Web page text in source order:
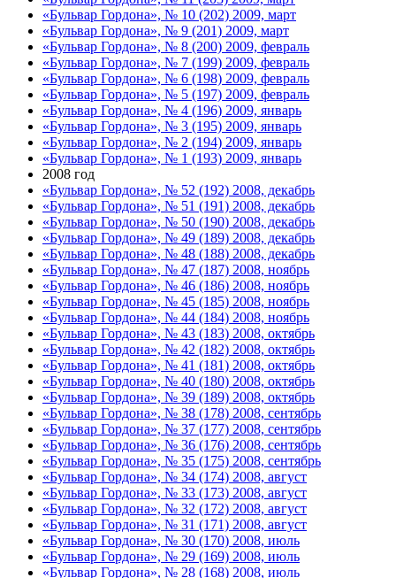
«Бульвар Гордона», № 10 (202) 2009, март
«Бульвар Гордона», № 9 (201) 2009, март
«Бульвар Гордона», № 8 (200) 2009, февраль
«Бульвар Гордона», № 7 (199) 2009, февраль
«Бульвар Гордона», № 6 (198) 2009, февраль
«Бульвар Гордона», № 5 (197) 2009, февраль
«Бульвар Гордона», № 4 (196) 2009, январь
«Бульвар Гордона», № 3 (195) 2009, январь
«Бульвар Гордона», № 2 (194) 2009, январь
«Бульвар Гордона», № 1 (193) 2009, январь
2008 год
«Бульвар Гордона», № 52 (192) 2008, декабрь
«Бульвар Гордона», № 51 (191) 2008, декабрь
«Бульвар Гордона», № 50 (190) 2008, декабрь
«Бульвар Гордона», № 49 (189) 2008, декабрь
«Бульвар Гордона», № 48 (188) 2008, декабрь
«Бульвар Гордона», № 47 (187) 2008, ноябрь
«Бульвар Гордона», № 46 (186) 2008, ноябрь
«Бульвар Гордона», № 45 (185) 2008, ноябрь
«Бульвар Гордона», № 44 (184) 2008, ноябрь
«Бульвар Гордона», № 43 (183) 2008, октябрь
«Бульвар Гордона», № 42 (182) 2008, октябрь
«Бульвар Гордона», № 41 (181) 2008, октябрь
«Бульвар Гордона», № 40 (180) 2008, октябрь
«Бульвар Гордона», № 39 (189) 2008, октябрь
«Бульвар Гордона», № 38 (178) 2008, сентябрь
«Бульвар Гордона», № 37 (177) 2008, сентябрь
«Бульвар Гордона», № 36 (176) 2008, сентябрь
«Бульвар Гордона», № 35 (175) 2008, сентябрь
«Бульвар Гордона», № 34 (174) 2008, август
«Бульвар Гордона», № 33 (173) 2008, август
«Бульвар Гордона», № 32 (172) 2008, август
«Бульвар Гордона», № 31 (171) 2008, август
«Бульвар Гордона», № 30 (170) 2008, июль
«Бульвар Гордона», № 29 (169) 2008, июль
«Бульвар Гордона», № 28 (168) 2008, июль